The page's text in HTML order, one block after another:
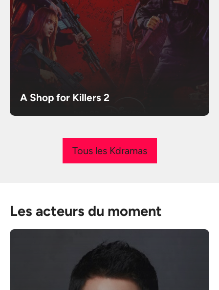
A Shop for Killers 2
Tous les Kdramas
Les acteurs du moment